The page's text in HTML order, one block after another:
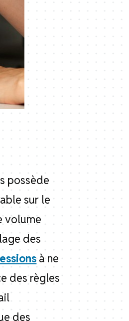
possède
sur le
volume
des
à ne
des règles
des